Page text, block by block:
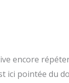
encore
ici pointée du